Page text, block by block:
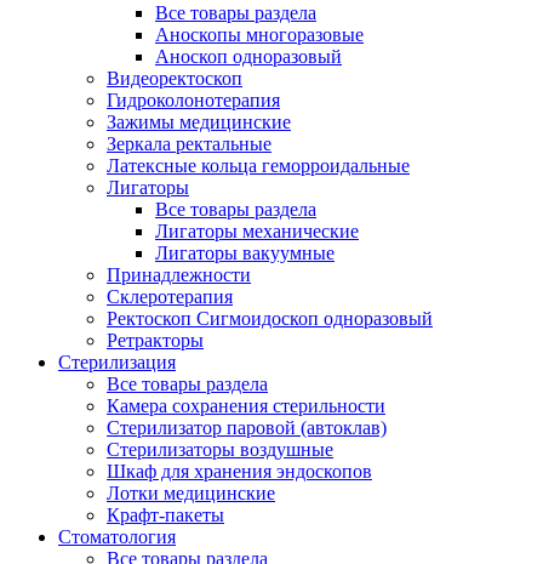
Все товары раздела
Аноскопы многоразовые
Аноскоп одноразовый
Видеоректоскоп
Гидроколонотерапия
Зажимы медицинские
Зеркала ректальные
Латексные кольца геморроидальные
Лигаторы
Все товары раздела
Лигаторы механические
Лигаторы вакуумные
Принадлежности
Склеротерапия
Ректоскоп Сигмоидоскоп одноразовый
Ретракторы
Стерилизация
Все товары раздела
Камера сохранения стерильности
Стерилизатор паровой (автоклав)
Стерилизаторы воздушные
Шкаф для хранения эндоскопов
Лотки медицинские
Крафт-пакеты
Стоматология
Все товары раздела